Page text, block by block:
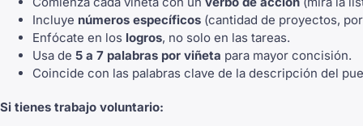
Incluye números específicos (cantidad de proyectos,
Enfócate en los logros, no solo en las tareas.
Usa de 5 a 7 palabras por viñeta para mayor concisión.
Coincide con las palabras clave de la descripción del
Si tienes trabajo voluntario: